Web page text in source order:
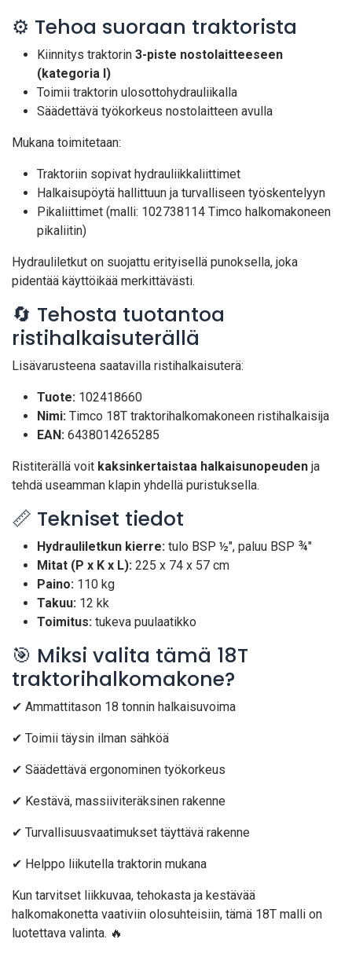
⚙️ Tehoa suoraan traktorista
Kiinnitys traktorin 3-piste nostolaitteeseen
(kategoria I)
Toimii traktorin ulosottohydrauliikalla
Säädettävä työkorkeus nostolaitteen avulla
Mukana toimitetaan:
Traktoriin sopivat hydrauliikkaliittimet
Halkaisupöytä hallittuun ja turvalliseen työskentelyyn
Pikaliittimet (malli: 102738114 Timco halkomakoneen
pikaliitin)
Hydrauliletkut on suojattu erityisellä punoksella, joka
pidentää käyttöikää merkittävästi.
🔄 Tehosta tuotantoa
ristihalkaisuterällä
Lisävarusteena saatavilla ristihalkaisuterä:
Tuote: 102418660
Nimi: Timco 18T traktorihalkomakoneen ristihalkaisija
EAN: 6438014265285
Ristiterällä voit kaksinkertaistaa halkaisunopeuden ja
tehdä useamman klapin yhdellä puristuksella.
📏 Tekniset tiedot
Hydrauliletkun kierre: tulo BSP ½", paluu BSP ¾"
Mitat (P x K x L): 225 x 74 x 57 cm
Paino: 110 kg
Takuu: 12 kk
Toimitus: tukeva puulaatikko
🎯 Miksi valita tämä 18T
traktorihalkomakone?
✔ Ammattitason 18 tonnin halkaisuvoima
✔ Toimii täysin ilman sähköä
✔ Säädettävä ergonominen työkorkeus
✔ Kestävä, massiiviteräksinen rakenne
✔ Turvallisuusvaatimukset täyttävä rakenne
✔ Helppo liikutella traktorin mukana
Kun tarvitset liikkuvaa, tehokasta ja kestävää
halkomakonetta vaativiin olosuhteisiin, tämä 18T malli on
luotettava valinta. 🔥